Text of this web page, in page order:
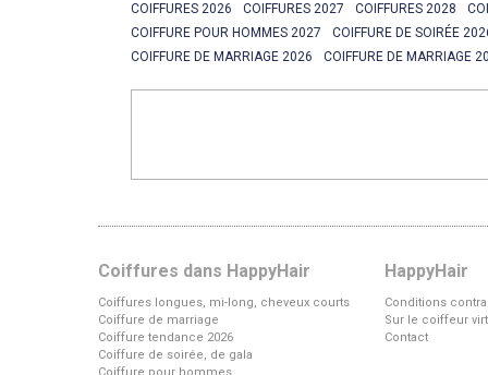
COIFFURES 2026
COIFFURES 2027 COIFFURES 2028
COIFFURE POUR HOMMES 2027
COIFFURE DE SOIRÉE
COIFFURE DE MARRIAGE 2026
COIFFURE DE MARRIAGE
Coiffures dans HappyHair
Coiffures longues, mi-long, cheveux courts
Coiffure de marriage
Coiffure tendance 2026
Coiffure de soirée, de gala
HappyHair
Conditions
Sur le coiffeur
Contact